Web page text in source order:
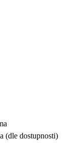
(dle dostupnosti)